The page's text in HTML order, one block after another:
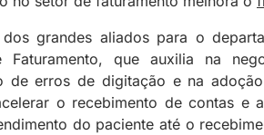
dos grandes aliados para o
Faturamento, que auxilia na
de erros de digitação e na
o recebimento de contas e
do paciente até o